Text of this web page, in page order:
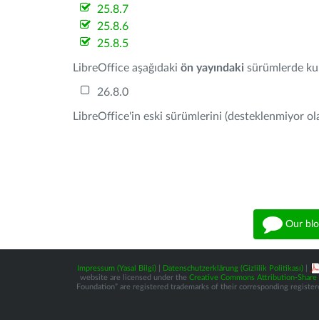
25.8.7
25.8.6
25.8.5
LibreOffice aşağıdaki ön yayındaki sürümlerde
26.8.0
LibreOffice'in eski sürümlerini (desteklenmiyor
Our
Impressum (Yasal Bilgi) Datenschutzerklärung (Gizlilik Politikası)
website are licensed under the Creative Commons Attribution-
Foundation” are registered trademarks of their corresponding